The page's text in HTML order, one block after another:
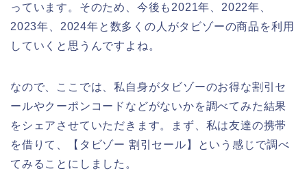
っています。そのため、今後も2021年、2022年、
2023年、2024年と数多くの人がタビゾーの商品を利用
していくと思うんですよね。
なので、ここでは、私自身がタビゾーのお得な割引セ
ールやクーポンコードなどがないかを調べてみた結果
をシェアさせていただきます。まず、私は友達の携帯
を借りて、【タビゾー 割引セール】という感じで調べ
てみることにしました。